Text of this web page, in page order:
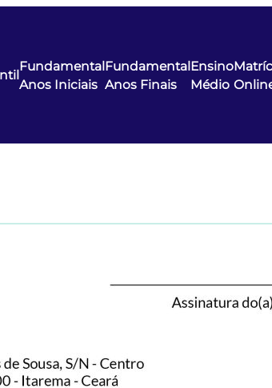
Fundamental
Anos Iniciais
Fundamental
Anos Finais
Ensino
Médio